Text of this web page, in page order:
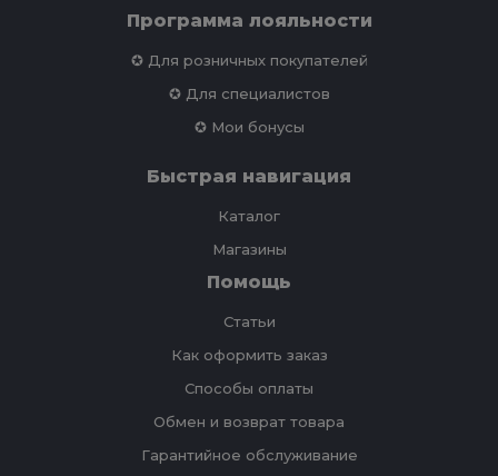
Программа лояльности
✪ Для розничных покупателей
✪ Для специалистов
✪ Мои бонусы
Быстрая навигация
Каталог
Магазины
Помощь
Статьи
Как оформить заказ
Способы оплаты
Обмен и возврат товара
Гарантийное обслуживание